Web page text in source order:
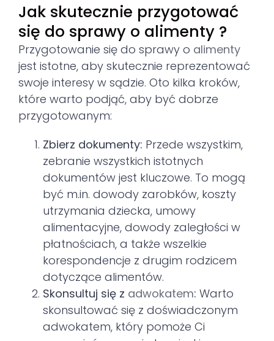
Jak skutecznie przygotować
się do sprawy o alimenty ?
Przygotowanie się do sprawy o alimenty
jest istotne, aby skutecznie reprezentować
swoje interesy w sądzie. Oto kilka kroków,
które warto podjąć, aby być dobrze
przygotowanym:
Zbierz dokumenty: Przede wszystkim,
zebranie wszystkich istotnych
dokumentów jest kluczowe. To mogą
być m.in. dowody zarobków, koszty
utrzymania dziecka, umowy
alimentacyjne, dowody zaległości w
płatnościach, a także wszelkie
korespondencje z drugim rodzicem
dotyczące alimentów.
Skonsultuj się z adwokatem: Warto
skonsultować się z doświadczonym
adwokatem, który pomoże Ci